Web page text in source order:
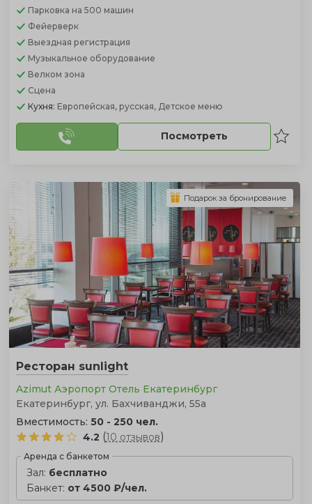
Парковка на 500 машин
Фейерверк
Выездная регистрация
Музыкальное оборудование
Велком зона
Сцена
Кухня: Европейская, русская, Детское меню
Посмотреть
Ресторан sunlight
Azimut Аэропорт Отель Екатеринбург
Екатеринбург, ул. Бахчиванджи, 55а
Вместимость: 50 - 250 чел.
4.2 (10 отзывов)
Аренда с банкетом
Зал: бесплатно
Банкет: от 4500 ₽/чел.
Подарок за бронирование